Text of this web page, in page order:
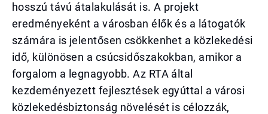
hosszú távú átalakulását is. A projekt
eredményeként a városban élők és a látogatók
számára is jelentősen csökkenhet a közlekedési
idő, különösen a csúcsidőszakokban, amikor a
forgalom a legnagyobb. Az RTA által
kezdeményezett fejlesztések egyúttal a városi
közlekedésbiztonság növelését is célozzák,